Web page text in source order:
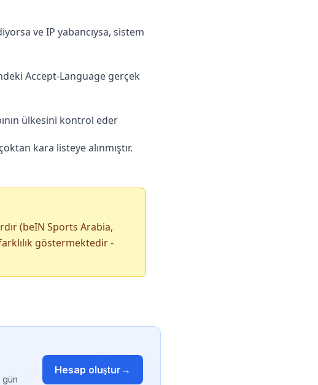
ve IP yabancıysa, sistem
Accept-Language gerçek
ülkesini kontrol eder
kara listeye alınmıştır.
(beIN Sports Arabia,
göstermektedir -
gün
Hesap oluştur →